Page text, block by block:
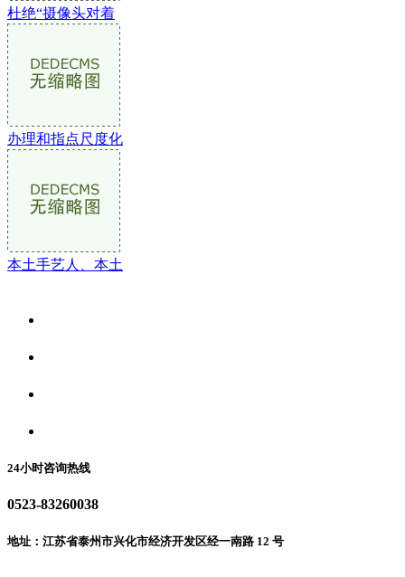
杜绝“摄像头对着
办理和指点尺度化
本土手艺人、本土
24小时咨询热线
0523-83260038
地址：江苏省泰州市兴化市经济开发区经一南路 12 号